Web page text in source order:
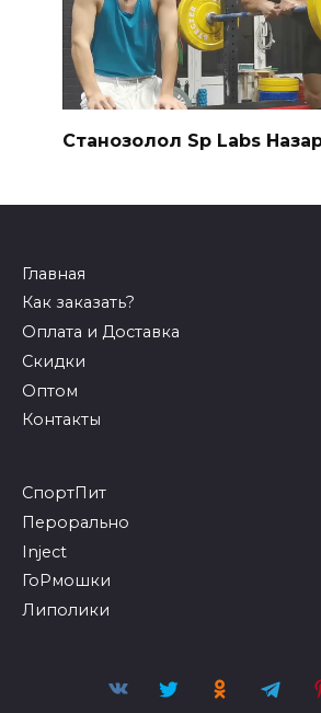
Станозолол Sp Labs
Главная
Как заказать?
Оплата и Доставка
Скидки
Оптом
Контакты
СпортПит
Перорально
Inject
ГоРмошки
Липолики